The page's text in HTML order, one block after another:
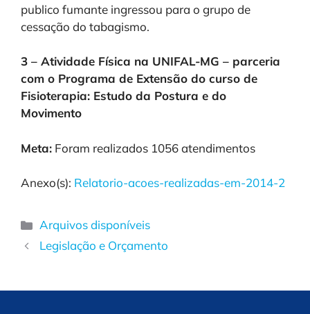
publico fumante ingressou para o grupo de
cessação do tabagismo.
3 – Atividade Física na UNIFAL-MG – parceria
com o Programa de Extensão do curso de
Fisioterapia: Estudo da Postura e do
Movimento
Meta: Foram realizados 1056 atendimentos
Anexo(s): Relatorio-acoes-realizadas-em-2014-2
Arquivos disponíveis
Legislação e Orçamento